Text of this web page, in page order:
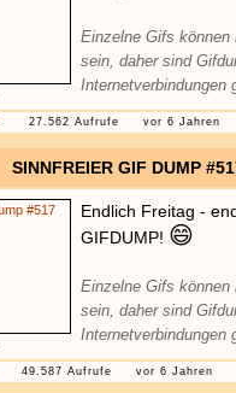
Einzelne Gifs können
sein, daher sind
Internetverbindungen
27.562 Aufrufe vor 6 Jahren
SINNFREIER GIF DUMP
Endlich Freitag -
GIFDUMP! 😄
Einzelne Gifs können
sein, daher sind
Internetverbindungen
49.587 Aufrufe vor 6 Jahren